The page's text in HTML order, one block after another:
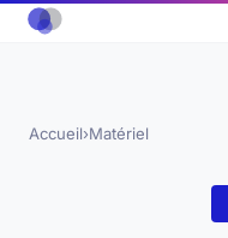
Accueil›Matériel